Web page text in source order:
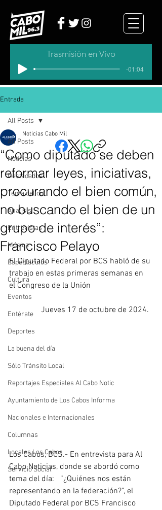
Trasmisión en Vivo
-01:04
Entrada
All Posts
Noticias
Destacados
Tema del dia
Analisis
Entrevistas
Música
Espectáculos
Cultura
Eventos
Entérate
Deportes
La buena del día
Sólo Tránsito Local
Reportajes Especiales Al Cabo Notic
Ayuntamiento de Los Cabos Informa
Nacionales e Internacionales
Columnas
Locales Los Cabos
Servicio Social
All Posts
“Como diputado se deben
reformar leyes, iniciativas,
procurando el bien común,
no buscando el bien de un
grupo de interés”:
Francisco Pelayo
Noticias Cabo Mil
El Diputado Federal por BCS habló de su
trabajo en estas primeras semanas en
el Congreso de la Unión
Jueves 17 de octubre de 2024.
Los Cabos, BCS.- En entrevista para Al
Cabo Noticias, donde se abordó como
tema del día:   “¿Quiénes nos están
representando en la federación?”, el
Diputado Federal por BCS Francisco